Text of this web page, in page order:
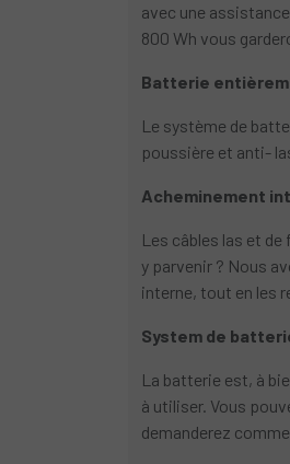
avec une
800 Wh vous
Batterie
Le système de
poussière et anti-
Acheminement
Les câbles las et
y parvenir ? Nous
interne, tout en les
System de
La batterie est, à
à utiliser. Vous
demanderez